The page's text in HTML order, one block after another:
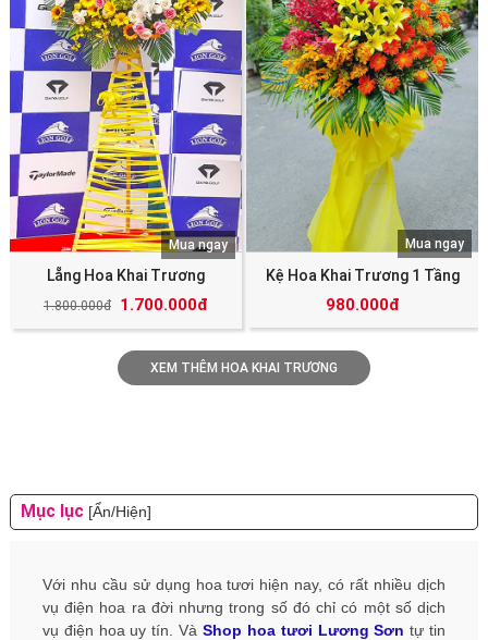
Lẵng Hoa Khai Trương
1.800.000đ 1.700.000đ
Mua ngay
Kệ Hoa Khai Trương 1 Tầng
980.000đ
Mua ngay
XEM THÊM HOA KHAI TRƯƠNG
Mục lục [Ẩn/Hiện]
Với nhu cầu sử dụng hoa tươi hiện nay, có rất nhiều dịch
vụ điện hoa ra đời nhưng trong số đó chỉ có một số dịch
vụ điện hoa uy tín. Và Shop hoa tươi Lương Sơn tự tin